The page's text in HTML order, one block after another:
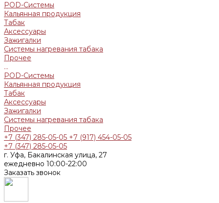
POD-Системы
Кальянная продукция
Табак
Аксессуары
Зажигалки
Системы нагревания табака
Прочее
...
POD-Системы
Кальянная продукция
Табак
Аксессуары
Зажигалки
Системы нагревания табака
Прочее
+7 (347) 285-05-05 +7 (917) 454-05-05
+7 (347) 285-05-05
г. Уфа, Бакалинская улица, 27
ежедневно 10:00-22:00
Заказать звонок